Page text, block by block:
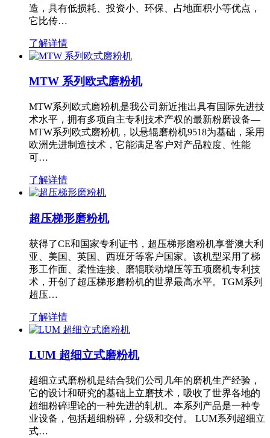
造，具有低损耗、投资小、环保、占地面积小等优点，
它比传…
了解详情
MTW 系列欧式磨粉机
MTW系列欧式磨粉机是我公司新近推出具有国际先进技
术水平，拥有多项自主专利技术产权的最新粉磨设备—
MTW系列欧式磨粉机，以悬辊磨粉机9518为基础，采用
欧洲先进制造技术，它能满足客户对产品粒度、性能
可…
了解详情
超压梯形磨粉机
获得了CE和国家专利证书，超压梯形磨粉机享誉澳大利
亚、美国、英国、西班牙等客户国家。该机型采用了梯
形工作面、柔性连接、磨辊联动增压等五项磨机专利技
术，开创了超压梯形磨粉机的世界最高水平。TGM系列
超压…
了解详情
LUM 超细立式磨粉机
超细立式磨粉机是结合我们公司几年的磨机生产经验，
它的设计和研究的基础上立磨技术，吸收了世界各地的
超细粉碎理论的一种先进的轧机。本系列产品是一种专
业设备，包括超细粉碎，分级和交付。 LUM系列超细立
式…